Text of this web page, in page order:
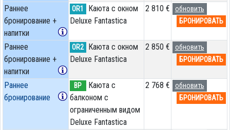
Раннее
бронирование +
напитки
OR1
Каюта с окном
Deluxe Fantastica
2 810 €
обновить
БРОНИРОВАТЬ
Раннее
бронирование +
напитки
OR2
Каюта с окном
Deluxe Fantastica
2 850 €
обновить
БРОНИРОВАТЬ
Раннее
бронирование
BP
Каюта с
балконом c
ограниченным видом
Deluxe Fantastica
2 768 €
обновить
БРОНИРОВАТЬ